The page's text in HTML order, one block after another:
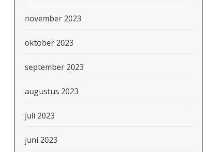
november 2023
oktober 2023
september 2023
augustus 2023
juli 2023
juni 2023